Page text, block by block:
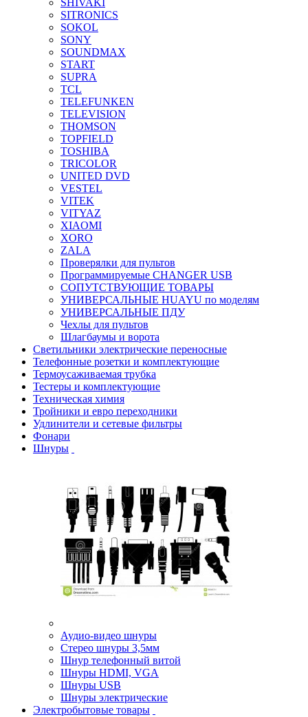
SHIVAKI
SITRONICS
SOKOL
SONY
SOUNDMAX
START
SUPRA
TCL
TELEFUNKEN
TELEVISION
THOMSON
TOPFIELD
TOSHIBA
TRICOLOR
UNITED DVD
VESTEL
VITEK
VITYAZ
XIAOMI
XORO
ZALA
Проверялки для пультов
Программируемые CHANGER USB
СОПУТСТВУЮЩИЕ ТОВАРЫ
УНИВЕРСАЛЬНЫЕ HUAYU по моделям
УНИВЕРСАЛЬНЫЕ ПДУ
Чехлы для пультов
Шлагбаумы и ворота
Светильники электрические переносные
Телефонные розетки и комплектующие
Термоусаживаемая трубка
Тестеры и комплектующие
Техническая химия
Тройники и евро переходники
Удлинители и сетевые фильтры
Фонари
Шнуры
Аудио-видео шнуры
Стерео шнуры 3,5мм
Шнур телефонный витой
Шнуры HDMI, VGA
Шнуры USB
Шнуры электрические
Электробытовые товары